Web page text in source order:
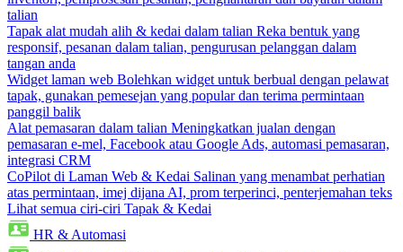
talian
Tapak alat mudah alih & kedai dalam talian Reka bentuk yang
responsif, pesanan dalam talian, pengurusan pelanggan dalam
tangan anda
Widget laman web Bolehkan widget untuk berbual dengan pelawat
tapak, gunakan pemesejan yang popular dan terima permintaan
panggil balik
Alat pemasaran dalam talian Meningkatkan jualan dengan
pemasaran e-mel, Facebook atau Google Ads, automasi pemasaran,
integrasi CRM
CoPilot di Laman Web & Kedai Salinan yang menambat perhatian
atas permintaan, imej dijana AI, prom terperinci, penterjemahan teks
Lihat semua ciri-ciri Tapak & Kedai
HR & Automasi